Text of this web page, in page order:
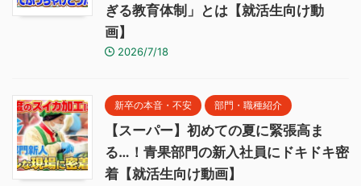
ぎる教育体制」とは【就活生向け動
画】
2026/7/18
新卒の本音・不安 部門・職種紹介
【スーパー】初めての夏に緊張高ま
る…！青果部門の新入社員にドキドキ密
着【就活生向け動画】